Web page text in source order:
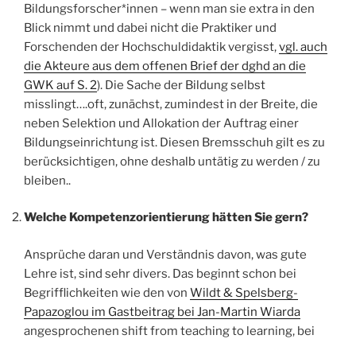
Bildungsforscher*innen – wenn man sie extra in den
Blick nimmt und dabei nicht die Praktiker und
Forschenden der Hochschuldidaktik vergisst,vgl. auch
die Akteure aus dem offenen Brief der dghd an die
GWK auf S. 2). Die Sache der Bildung selbst
misslingt….oft, zunächst, zumindest in der Breite, die
neben Selektion und Allokation der Auftrag einer
Bildungseinrichtung ist. Diesen Bremsschuh gilt es zu
berücksichtigen, ohne deshalb untätig zu werden / zu
bleiben..
Welche Kompetenzorientierung hätten Sie gern?
Ansprüche daran und Verständnis davon, was gute
Lehre ist, sind sehr divers. Das beginnt schon bei
Begrifflichkeiten wie den von Wildt & Spelsberg-
Papazoglou im Gastbeitrag bei Jan-Martin Wiarda
angesprochenen shift from teaching to learning, bei